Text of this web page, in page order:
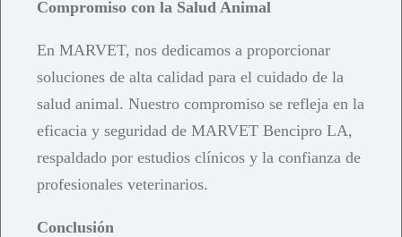
Compromiso con la Salud Animal
En MARVET, nos dedicamos a proporcionar
soluciones de alta calidad para el cuidado de la
salud animal. Nuestro compromiso se refleja en la
eficacia y seguridad de MARVET Bencipro LA,
respaldado por estudios clínicos y la confianza de
profesionales veterinarios.
Conclusión